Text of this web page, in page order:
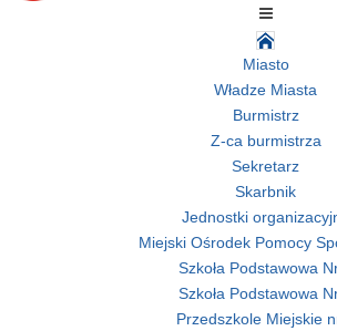
Miasto
Władze Miasta
Burmistrz
Z-ca burmistrza
Sekretarz
Skarbnik
Jednostki
Miejski Ośrodek Pomocy
Szkoła Podstawowa
Szkoła Podstawowa
Przedszkole Miejskie